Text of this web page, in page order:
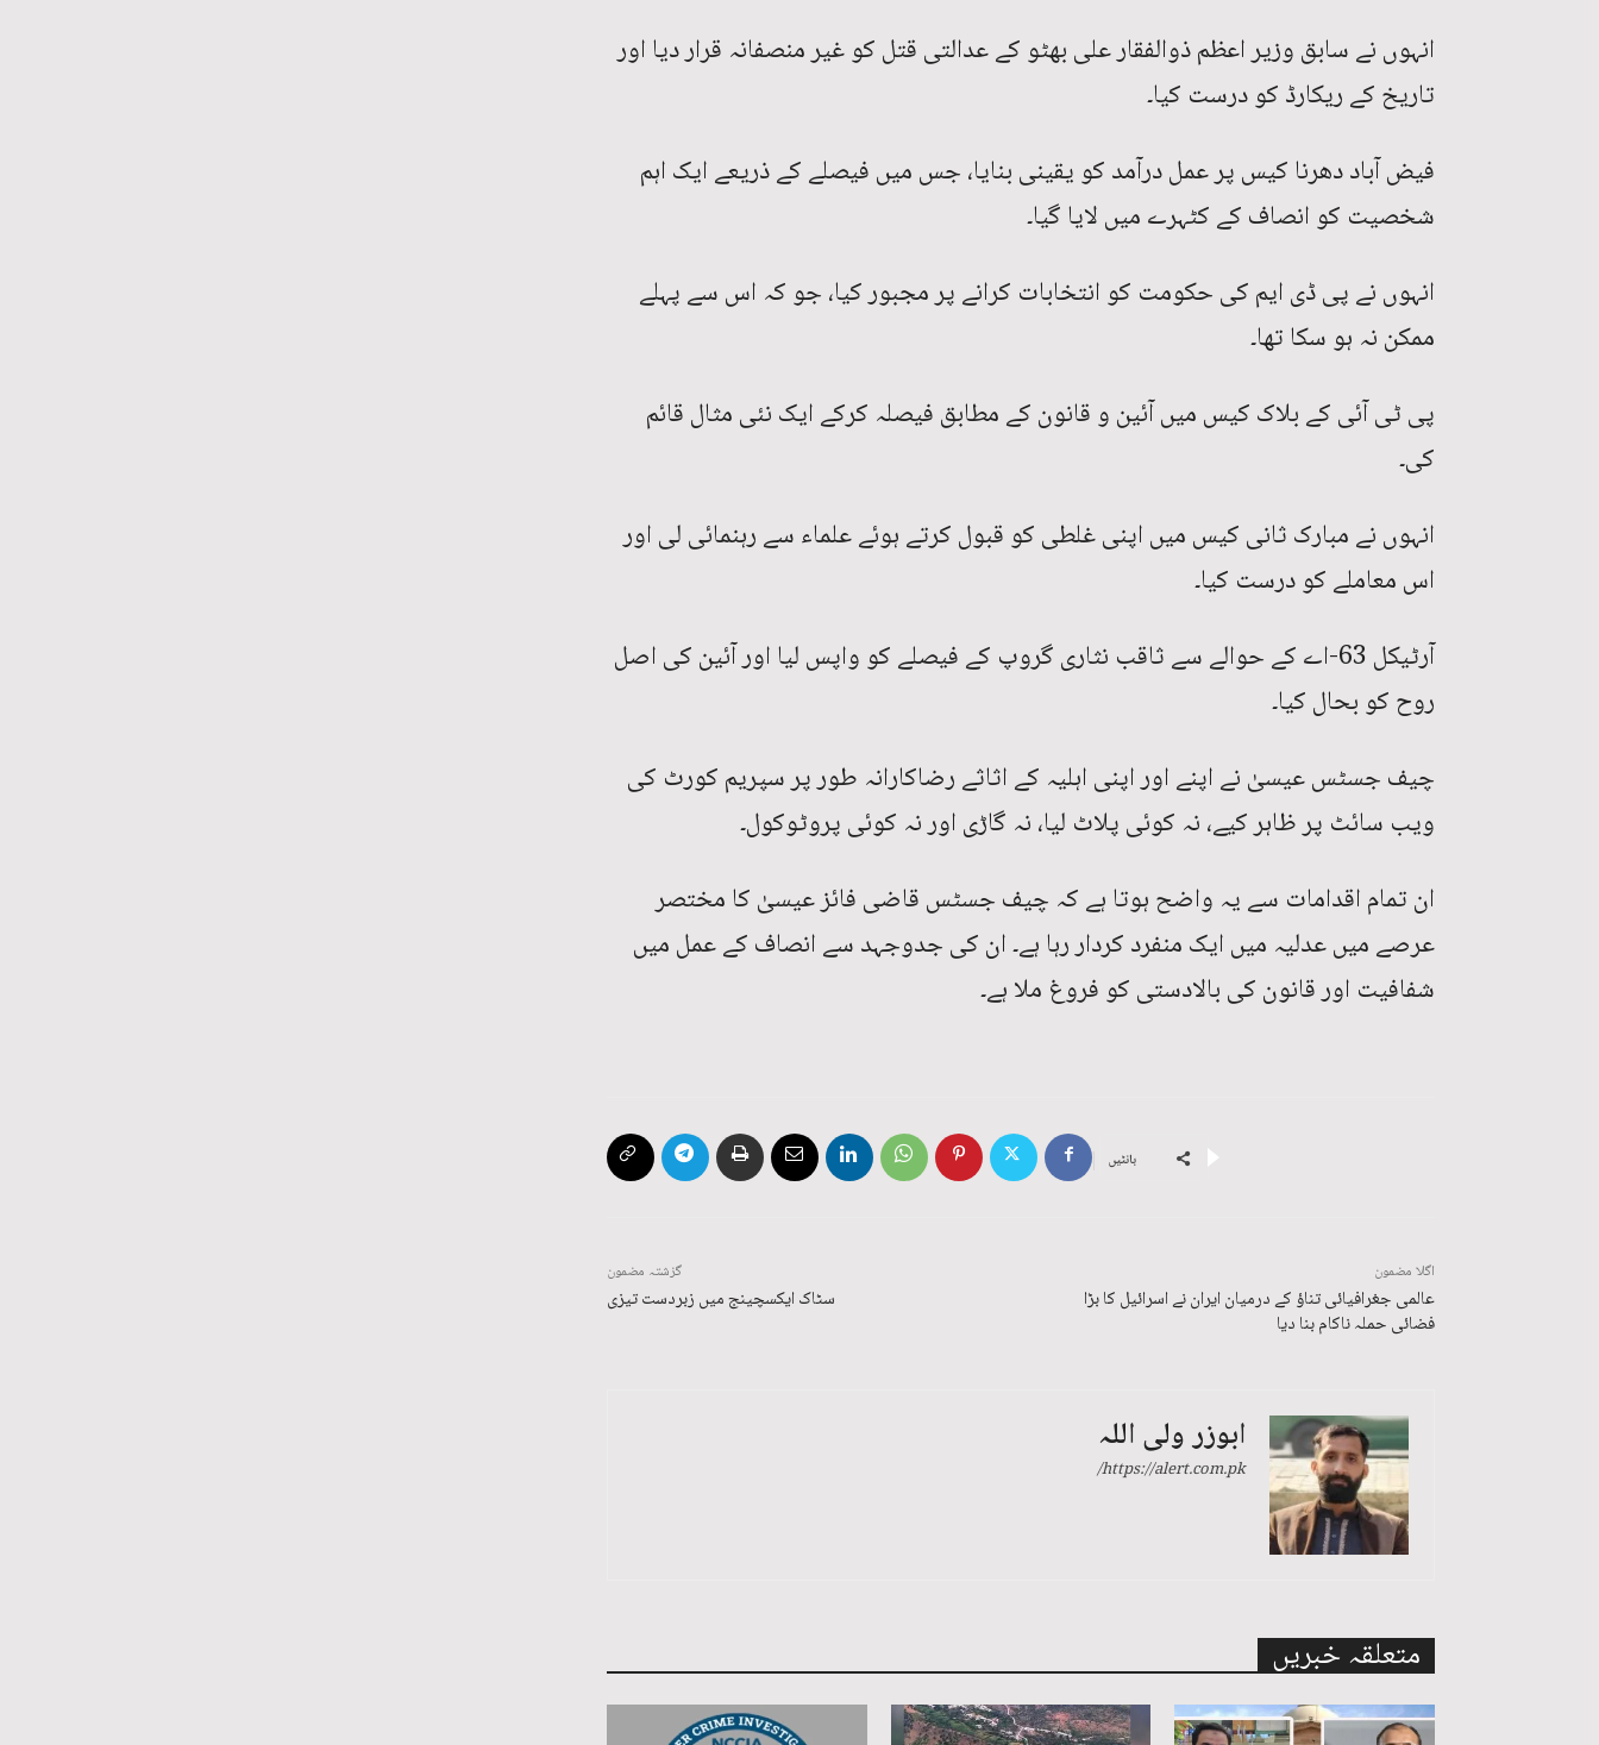
انہوں نے سابق وزیر اعظم ذوالفقار علی بھٹو کے عدالتی قتل کو غیر منصفانہ قرار دیا اور
تاریخ کے ریکارڈ کو درست کیا۔
فیض آباد دھرنا کیس پر عمل درآمد کو یقینی بنایا، جس میں فیصلے کے ذریعے ایک اہم
شخصیت کو انصاف کے کٹہرے میں لایا گیا۔
انہوں نے پی ڈی ایم کی حکومت کو انتخابات کرانے پر مجبور کیا، جو کہ اس سے پہلے
ممکن نہ ہو سکا تھا۔
پی ٹی آئی کے بلاک کیس میں آئین و قانون کے مطابق فیصلہ کرکے ایک نئی مثال قائم
کی۔
انہوں نے مبارک ثانی کیس میں اپنی غلطی کو قبول کرتے ہوئے علماء سے رہنمائی لی اور
اس معاملے کو درست کیا۔
آرٹیکل 63-اے کے حوالے سے ثاقب نثاری گروپ کے فیصلے کو واپس لیا اور آئین کی اصل
روح کو بحال کیا۔
چیف جسٹس عیسیٰ نے اپنے اور اپنی اہلیہ کے اثاثے رضاکارانہ طور پر سپریم کورٹ کی
ویب سائٹ پر ظاہر کیے، نہ کوئی پلاٹ لیا، نہ گاڑی اور نہ کوئی پروٹوکول۔
ان تمام اقدامات سے یہ واضح ہوتا ہے کہ چیف جسٹس قاضی فائز عیسیٰ کا مختصر
عرصے میں عدلیہ میں ایک منفرد کردار رہا ہے۔ ان کی جدوجہد سے انصاف کے عمل میں
شفافیت اور قانون کی بالادستی کو فروغ ملا ہے۔
بانٹیں
گزشتہ مضمون
سٹاک ایکسچینج میں زبردست تیزی
اگلا مضمون
عالمی جغرافیائی تناؤ کے درمیان ایران نے اسرائیل کا بڑا
فضائی حملہ ناکام بنا دیا
ابوزر ولی اللہ
https://alert.com.pk/
متعلقہ خبریں